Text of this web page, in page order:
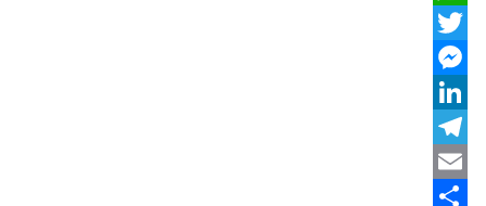
WhatsApp
Twitter
Messenger
LinkedIn
Telegram
Email